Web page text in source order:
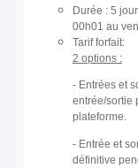
Durée : 5
00h01 au
Tarif forfait:
2 options :
- Entrées et
entrée/sortie
plateforme.
- Entrée et
définitive